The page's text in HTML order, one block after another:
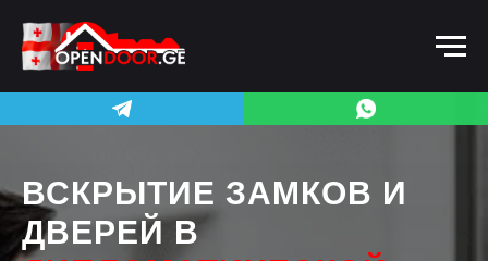
ВСКРЫТИЕ ЗАМКОВ И
ДВЕРЕЙ В